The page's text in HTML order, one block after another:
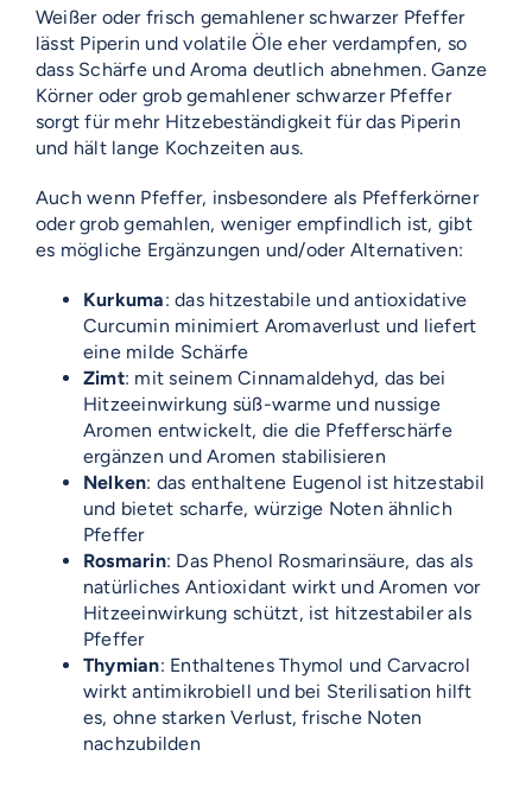
Weißer oder frisch gemahlener schwarzer Pfeffer
lässt Piperin und volatile Öle eher verdampfen, so
dass Schärfe und Aroma deutlich abnehmen. Ganze
Körner oder grob gemahlener schwarzer Pfeffer
sorgt für mehr Hitzebeständigkeit für das Piperin
und hält lange Kochzeiten aus.
Auch wenn Pfeffer, insbesondere als Pfefferkörner
oder grob gemahlen, weniger empfindlich ist, gibt
es mögliche Ergänzungen und/oder Alternativen:
Kurkuma: das hitzestabile und antioxidative
Curcumin minimiert Aromaverlust und liefert
eine milde Schärfe
Zimt: mit seinem Cinnamaldehyd, das bei
Hitzeeinwirkung süß-warme und nussige
Aromen entwickelt, die die Pfefferschärfe
ergänzen und Aromen stabilisieren
Nelken: das enthaltene Eugenol ist hitzestabil
und bietet scharfe, würzige Noten ähnlich
Pfeffer
Rosmarin: Das Phenol Rosmarinsäure, das als
natürliches Antioxidant wirkt und Aromen vor
Hitzeeinwirkung schützt, ist hitzestabiler als
Pfeffer
Thymian: Enthaltenes Thymol und Carvacrol
wirkt antimikrobiell und bei Sterilisation hilft
es, ohne starken Verlust, frische Noten
nachzubilden